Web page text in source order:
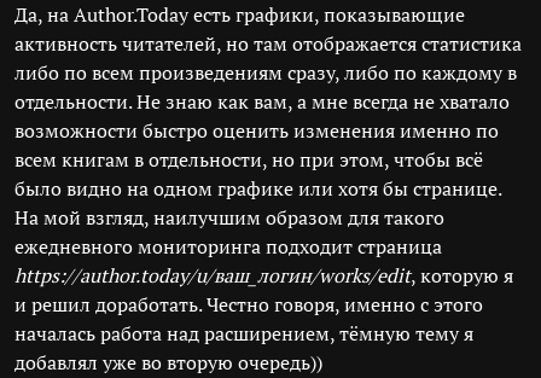
Да, на Author.Today есть графики, показывающие
активность читателей, но там отображается статистика
либо по всем произведениям сразу, либо по каждому в
отдельности. Не знаю как вам, а мне всегда не хватало
возможности быстро оценить изменения именно по
всем книгам в отдельности, но при этом, чтобы всё
было видно на одном графике или хотя бы странице.
На мой взгляд, наилучшим образом для такого
ежедневного мониторинга подходит страница
https://author.today/u/ваш_логин/works/edit, которую я
и решил доработать. Честно говоря, именно с этого
началась работа над расширением, тёмную тему я
добавлял уже во вторую очередь))